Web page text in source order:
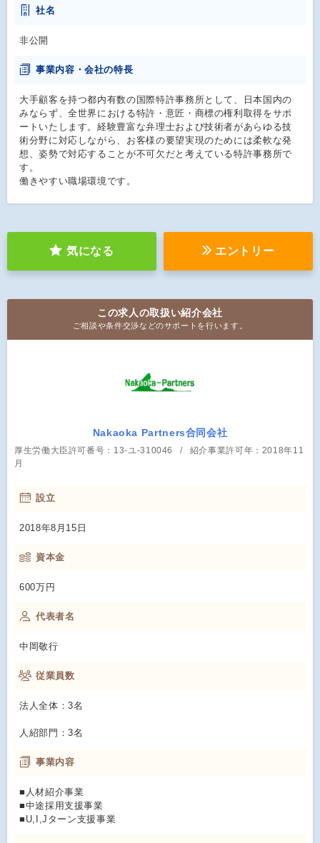
社名
非公開
事業内容・会社の特長
大手顧客を持つ都内有数の国際特許事務所として、日本国内の
みならず、全世界における特許・意匠・商標の権利取得をサポ
ートいたします。経験豊富な弁理士および技術者があらゆる技
術分野に対応しながら、お客様の要望実現のためには柔軟な発
想、姿勢で対応することが不可欠だと考えている特許事務所で
す。
働きやすい職場環境です。
気になる エントリー
この求人の取扱い紹介会社
ご相談や条件交渉などのサポートを行います。
Nakaoka Partners合同会社
厚生労働大臣許可番号：13-ユ-310046
紹介事業許可年：2018年11
月
設立
2018年8月15日
資本金
600万円
代表者名
中岡敬行
従業員数
法人全体：3名
人紹部門：3名
事業内容
■人材紹介事業
■中途採用支援事業
■U,I,Jターン支援事業